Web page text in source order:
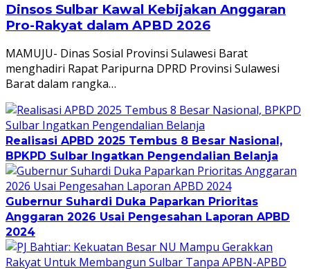
Dinsos Sulbar Kawal Kebijakan Anggaran
Pro-Rakyat dalam APBD 2026
MAMUJU- Dinas Sosial Provinsi Sulawesi Barat
menghadiri Rapat Paripurna DPRD Provinsi Sulawesi
Barat dalam rangka…
Realisasi APBD 2025 Tembus 8 Besar Nasional,
BPKPD Sulbar Ingatkan Pengendalian Belanja
Gubernur Suhardi Duka Paparkan Prioritas
Anggaran 2026 Usai Pengesahan Laporan APBD
2024